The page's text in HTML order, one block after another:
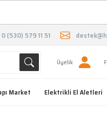
0 (530) 579 11 51
Üyelik
Market Elektrikli El Aletleri